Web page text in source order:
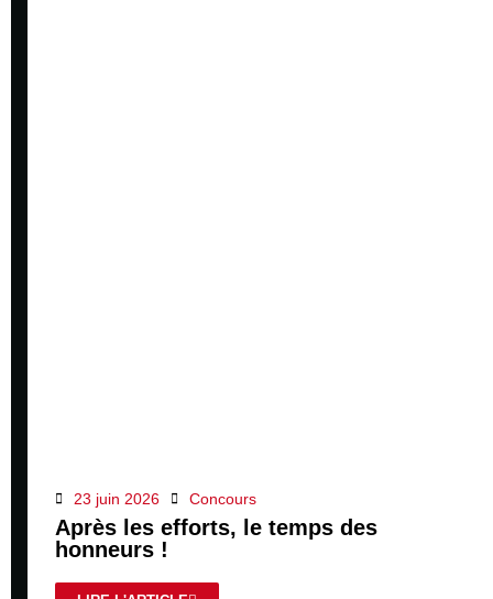
23 juin 2026 Concours
Après les efforts, le temps des
honneurs !